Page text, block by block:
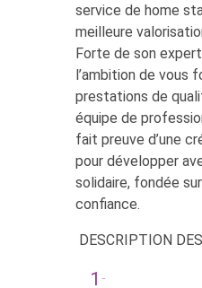
service de home
meilleure
Forte de son
l’ambition de vous
prestations de
équipe de
fait preuve d’une
pour développer
solidaire, fondée
confiance.
DESCRIPTION